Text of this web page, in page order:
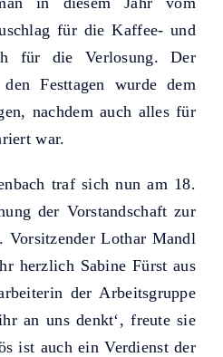
für die Kaffee- und
für die Verlosung. Der
Festtagen wurde dem
nachdem auch alles für
war.
traf sich nun am 18.
der Vorstandschaft zur
Vorsitzender Lothar Mandl
herzlich Sabine Fürst aus
der Arbeitsgruppe
an uns denkt‘, freute sie
ist auch ein Verdienst der